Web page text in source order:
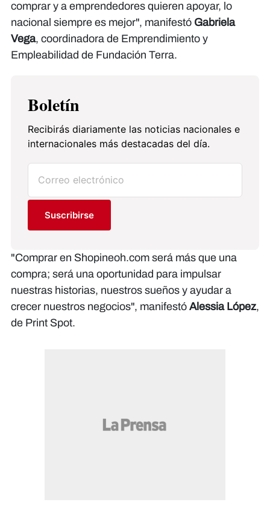
comprar y a emprendedores quieren apoyar, lo
nacional siempre es mejor", manifestó Gabriela
Vega, coordinadora de Emprendimiento y
Empleabilidad de Fundación Terra.
Boletín
Recibirás diariamente las noticias nacionales e
internacionales más destacadas del día.
Suscribirse
"Comprar en Shopineoh.com será más que una
compra; será una oportunidad para impulsar
nuestras historias, nuestros sueños y ayudar a
crecer nuestros negocios", manifestó Alessia López,
de Print Spot.